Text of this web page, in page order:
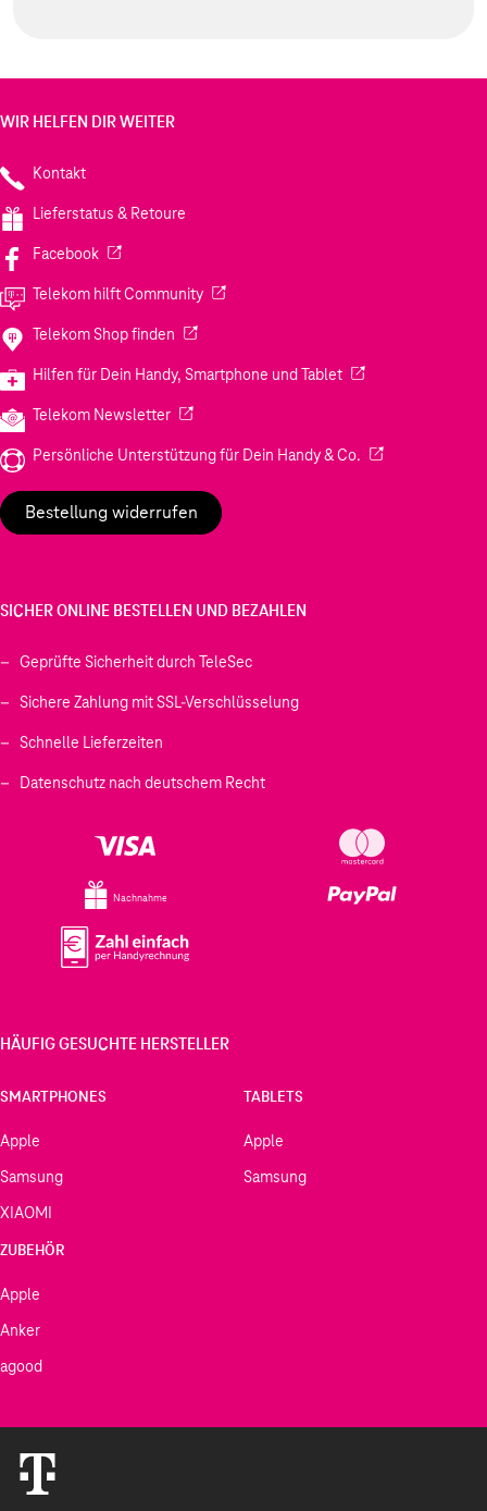
WIR HELFEN DIR WEITER
Kontakt
Lieferstatus & Retoure
Facebook(Wird in einem neuen Tab geöffnet)
Telekom hilft Community(Wird in einem neuen Tab geöffnet)
Telekom Shop finden (Wird in einem neuen Tab geöffnet)
Hilfen für Dein Handy, Smartphone und Tablet(Wird in einem
Telekom Newsletter(Wird in einem neuen Tab geöffnet)
Persönliche Unterstützung für Dein Handy & Co. (Wird in einem
Bestellung widerrufen
SICHER ONLINE BESTELLEN UND BEZAHLEN
Geprüfte Sicherheit durch TeleSec
Sichere Zahlung mit SSL-Verschlüsselung
Schnelle Lieferzeiten
Datenschutz nach deutschem Recht
Nachnahme
HÄUFIG GESUCHTE HERSTELLER
SMARTPHONES
Apple
Samsung
XIAOMI
TABLETS
Apple
Samsung
ZUBEHÖR
Apple
Anker
agood